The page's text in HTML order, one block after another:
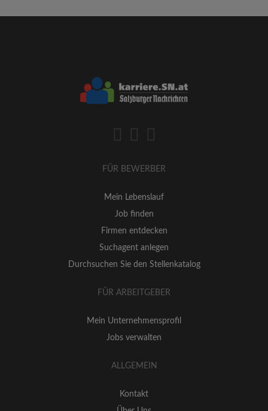
FÜR BEWERBER
Mein Lebenslauf
Job finden
Firmen entdecken
Suchagent anlegen
Durchsuchen Sie den Stellenkatalog
FÜR ARBEITGEBER
Mein Unternehmensprofil
Jobs verwalten
ALLGEMEIN
Kontakt